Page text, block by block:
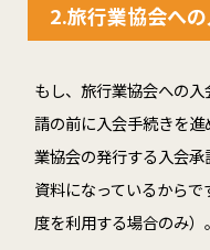
2.旅行業協会へ
もし、旅行業協会への
請の前に入会手続きを
業協会の発行する入会
資料になっているから
度を利用する場合のみ）。